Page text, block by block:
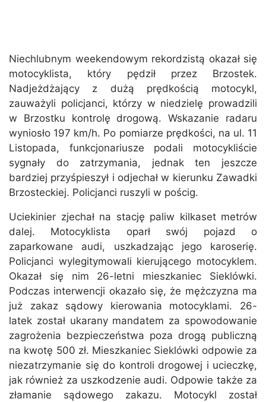
Niechlubnym weekendowym rekordzistą okazał się
motocyklista, który pędził przez Brzostek.
Nadjeżdżający z dużą prędkością motocykl,
zauważyli policjanci, którzy w niedzielę prowadzili
w Brzostku kontrolę drogową. Wskazanie radaru
wyniosło 197 km/h. Po pomiarze prędkości, na ul. 11
Listopada, funkcjonariusze podali motocykliście
sygnały do zatrzymania, jednak ten jeszcze
bardziej przyśpieszył i odjechał w kierunku Zawadki
Brzosteckiej. Policjanci ruszyli w pościg.
Uciekinier zjechał na stację paliw kilkaset metrów
dalej. Motocyklista oparł swój pojazd o
zaparkowane audi, uszkadzając jego karoserię.
Policjanci wylegitymowali kierującego motocyklem.
Okazał się nim 26-letni mieszkaniec Sieklówki.
Podczas interwencji okazało się, że mężczyzna ma
już zakaz sądowy kierowania motocyklami. 26-
latek został ukarany mandatem za spowodowanie
zagrożenia bezpieczeństwa poza drogą publiczną
na kwotę 500 zł. Mieszkaniec Sieklówki odpowie za
niezatrzymanie się do kontroli drogowej i ucieczkę,
jak również za uszkodzenie audi. Odpowie także za
złamanie sądowego zakazu. Motocykl został